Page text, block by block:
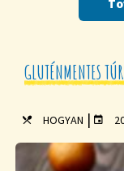
GLUTÉNMENTES
HOGYAN |